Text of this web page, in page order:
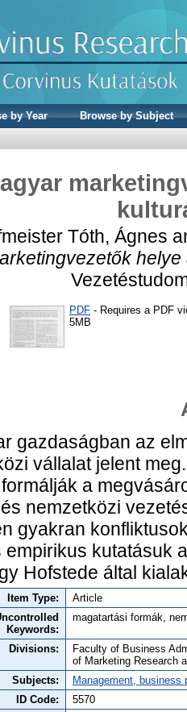
by Year
Browse by Subject
Tóth, Ágnes
PDF - Requires a PDF
5MB
gazdaságban az
vállalat jelent
a
nemzetközi
gyakran
empirikus kutatásuk
Hofstede által
Item Type:
Article
Keywords:
magatartási formák,
Divisions:
Faculty of Business
of Marketing Research
Subjects:
Management,
ID Code:
5570